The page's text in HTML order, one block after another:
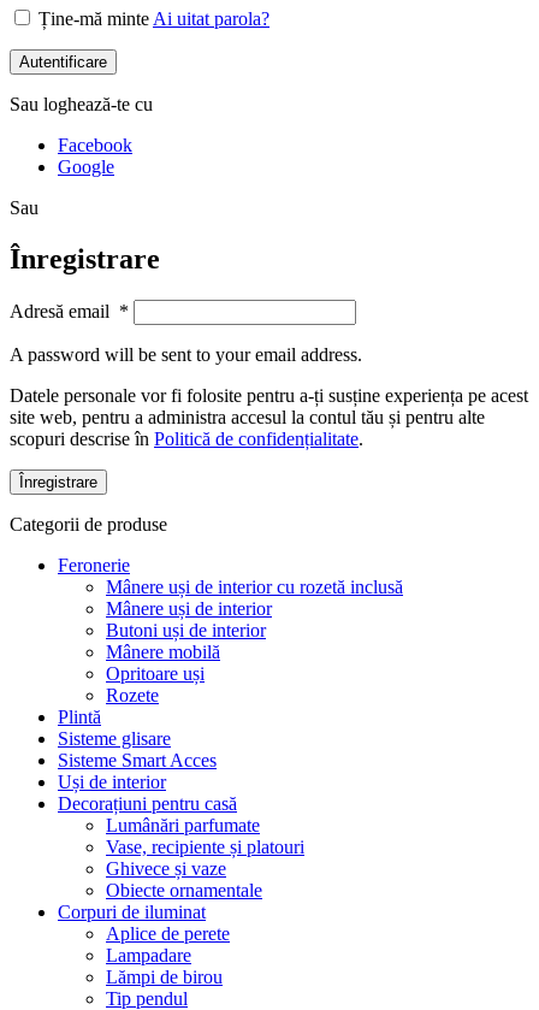
Ține-mă minte Ai uitat parola?
Autentificare
Sau loghează-te cu
Facebook
Google
Sau
Înregistrare
Adresă email *
A password will be sent to your email address.
Datele personale vor fi folosite pentru a-ți susține experiența pe acest
site web, pentru a administra accesul la contul tău și pentru alte
scopuri descrise în Politică de confidențialitate.
Înregistrare
Categorii de produse
Feronerie
Mânere uși de interior cu rozetă inclusă
Mânere uși de interior
Butoni uși de interior
Mânere mobilă
Opritoare uși
Rozete
Plintă
Sisteme glisare
Sisteme Smart Acces
Uși de interior
Decorațiuni pentru casă
Lumânări parfumate
Vase, recipiente și platouri
Ghivece și vaze
Obiecte ornamentale
Corpuri de iluminat
Aplice de perete
Lampadare
Lămpi de birou
Tip pendul